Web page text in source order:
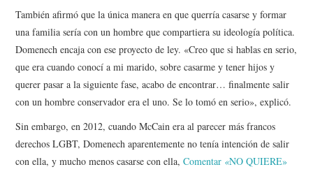
También afirmó que la única manera en que querría casarse y formar
una familia sería con un hombre que compartiera su ideología política.
Domenech encaja con ese proyecto de ley. «Creo que si hablas en serio,
que era cuando conocí a mi marido, sobre casarme y tener hijos y
querer pasar a la siguiente fase, acabo de encontrar… finalmente salir
con un hombre conservador era el uno. Se lo tomó en serio», explicó.
Sin embargo, en 2012, cuando McCain era al parecer más francos
derechos LGBT, Domenech aparentemente no tenía intención de salir
con ella, y mucho menos casarse con ella,Comentar «NO QUIERE»